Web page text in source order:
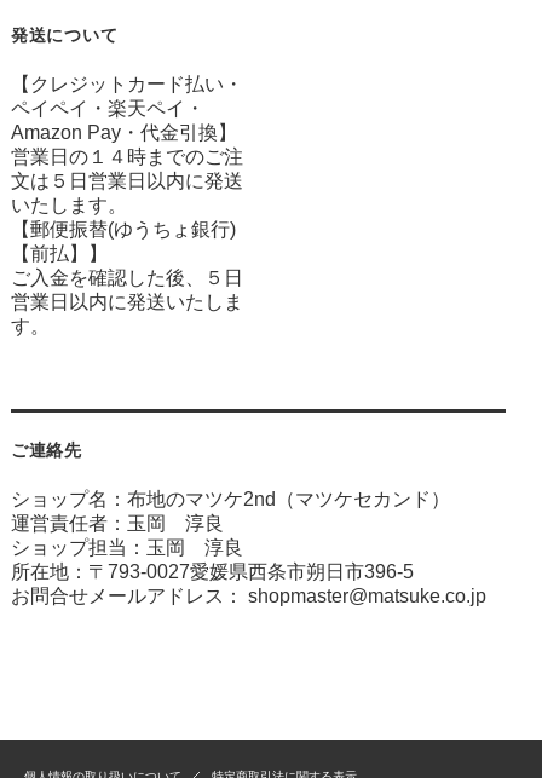
発送について
【クレジットカード払い・
ペイペイ・楽天ペイ・
Amazon Pay・ 代金引換】
営業日の１４時までのご注
文は５日営業日以内に発送
いたします。
【郵便振替(ゆうちょ銀行)
【前払】】
ご入金を確認した後、５日
営業日以内に発送いたしま
す。
ご連絡先
ショップ名：布地のマツケ2nd（マツケセカンド）
運営責任者：玉岡 淳良
ショップ担当：玉岡 淳良
所在地：〒793-0027愛媛県西条市朔日市396-5
お問合せメールアドレス： shopmaster@matsuke.co.jp